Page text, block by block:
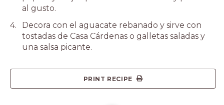
al gusto.
Decora con el aguacate rebanado y sirve con
tostadas de Casa Cárdenas o galletas saladas y
una salsa picante.
PRINT RECIPE